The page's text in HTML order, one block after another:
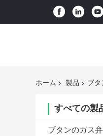
ホーム 製品 ブタ
すべての製
ブタンのガス弁